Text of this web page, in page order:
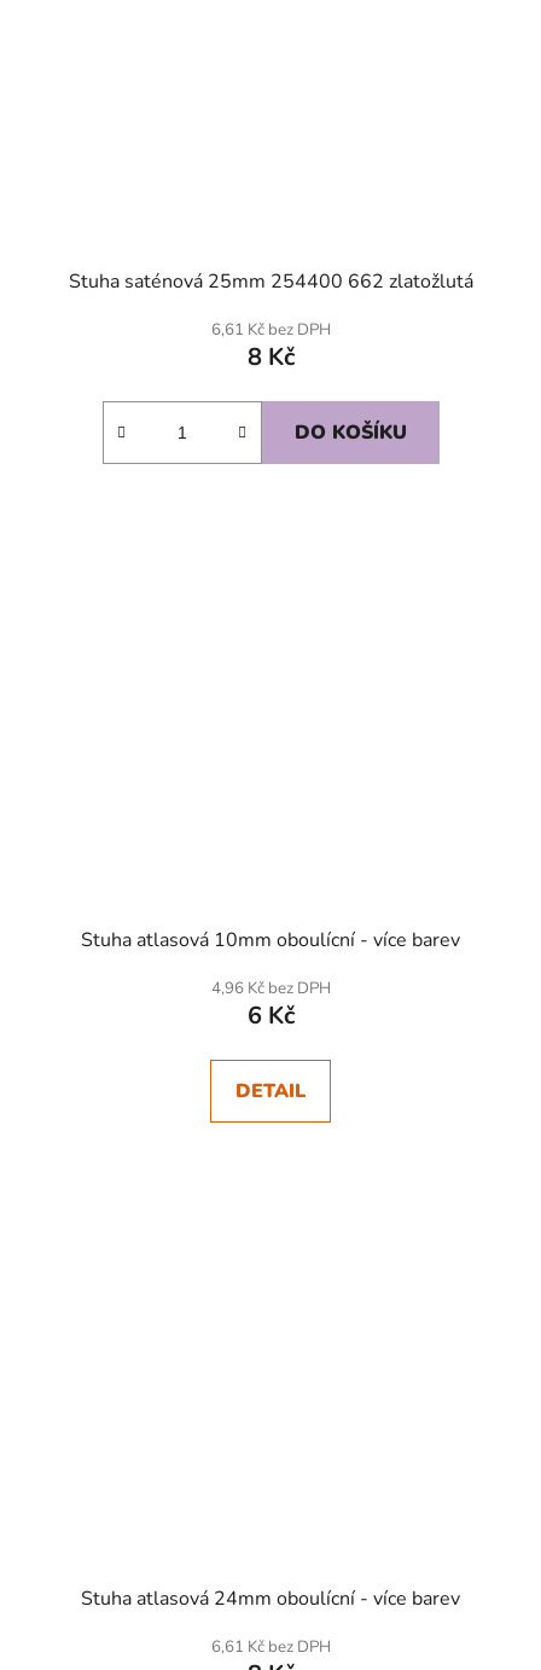
Stuha saténová 25mm 254400 662 zlatožlutá
6,61 Kč bez DPH
8 Kč
DO KOŠÍKU
Stuha atlasová 10mm oboulícní - více barev
4,96 Kč bez DPH
6 Kč
DETAIL
Stuha atlasová 24mm oboulícní - více barev
6,61 Kč bez DPH